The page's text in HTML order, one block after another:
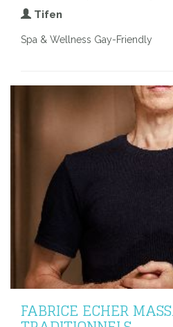
Tifen
Spa & Wellness Gay-Friendly
FABRICE ECHER